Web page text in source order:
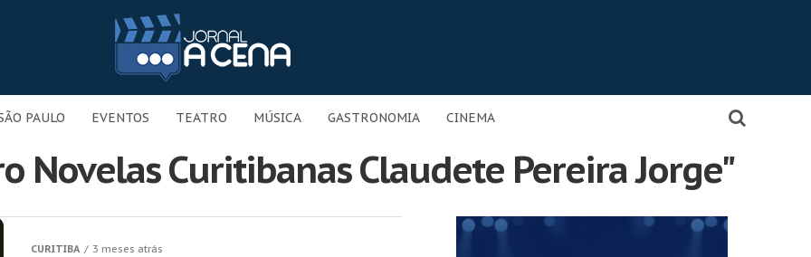
PAULO EVENTOS TEATRO MÚSICA GASTRONOMIA CINEMA
Novelas Curitibanas Claudete Pereira Jorge"
CURITIBA 3 meses atrás